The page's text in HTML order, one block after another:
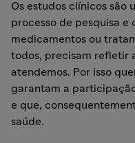
Os estudos clínicos são
processo de pesquisa e
medicamentos ou
todos, precisam refletir
atendemos. Por isso
garantam a
e que,
saúde.